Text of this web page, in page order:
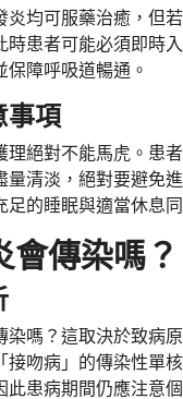
炎​​均可服藥治癒，但
時患者可能必須即時
保障呼吸道暢通。
事項​
理絕對不能馬虎。患
量清淡，絕對要避免
足的睡眠與適當休息
會傳染嗎？​
染嗎​​？這取決於致病
接吻病」的傳染性單
此患病期間仍應注意